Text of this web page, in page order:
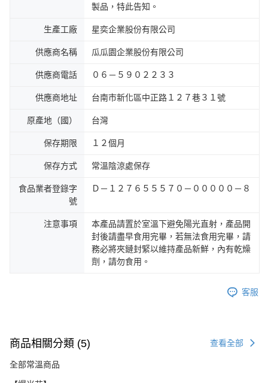
製品，特此告知。
生產工廠 星奕企業股份有限公司
供應商名稱 瓜瓜園企業股份有限公司
供應商電話 ０６－５９０２２３３
供應商地址 台南市新化區中正路１２７巷３１號
原產地（國） 台灣
保存期限 １２個月
保存方式 常溫陰涼處保存
食品業者登錄字
號
Ｄ－１２７６５５５７０－０００００－８
注意事項
本產品請置於室溫下避免陽光直射，產品開
封後請盡早食用完畢，若無法食用完畢，請
務必將夾鏈封緊以維持產品新鮮，內有乾燥
劑，請勿食用。
客服
商品相關分類 (5) 查看全部
全部常溫商品